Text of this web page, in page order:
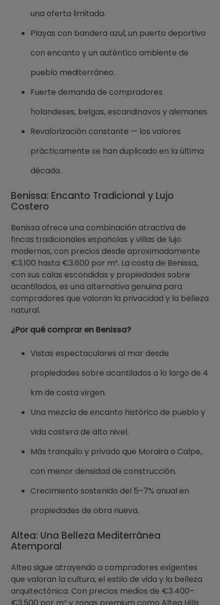
una oferta limitada.
Playas con bandera azul, un puerto deportivo
con encanto y un auténtico ambiente de
pueblo mediterráneo.
Fuerte demanda de compradores
holandeses, belgas, escandinavos y alemanes.
Revalorización constante — los valores
prácticamente se han duplicado en la última
década.
Benissa: Encanto Tradicional y Lujo
Costero
Benissa ofrece una combinación atractiva de
fincas tradicionales españolas y villas de lujo
modernas, con precios desde aproximadamente
€3.100 hasta €3.600 por m². La costa de Benissa,
con sus calas escondidas y propiedades sobre
acantilados, es una alternativa genuina para
compradores que valoran la privacidad y la belleza
natural.
¿Por qué comprar en Benissa?
Vistas espectaculares al mar desde
propiedades sobre acantilados a lo largo de 4
km de costa virgen.
Una mezcla de encanto histórico de pueblo y
vida costera de alto nivel.
Más tranquilo y privado que Moraira o Calpe,
con menor densidad de construcción.
Crecimiento sostenido del 5–7% anual en
propiedades de obra nueva.
Altea: Una Belleza Mediterránea
Atemporal
Altea sigue atrayendo a compradores exigentes
que valoran la cultura, el estilo de vida y la belleza
arquitectónica. Con precios medios de €3.400–
€3.500 por m² y zonas premium como Altea Hills